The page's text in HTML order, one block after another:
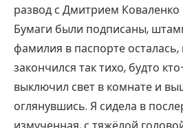
развод с Дмитрием
Бумаги были подписаны,
фамилия в паспорте
закончился так тихо, будто
выключил свет в комнате и
оглянувшись. Я сидела в